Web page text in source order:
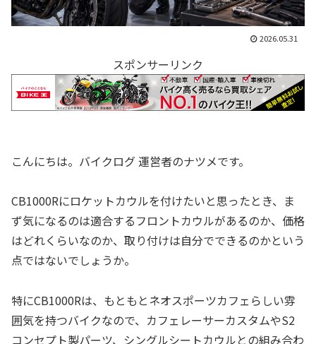
2026.05.31
スポンサーリンク
こんにちは。バイクログ 運営者のナツメです。
CB1000Rにロケットカウルを付けたいと思ったとき、ま
ず気になるのは適合するフロントカウルがあるのか、価格
はどれくらいなのか、取り付けは自分でできるのかという
点ではないでしょうか。
特にCB1000Rは、もともとネオスポーツカフェらしい雰
囲気を持つバイクなので、カフェレーサーカスタムやS2
コンセプト製パーツ、シングルシートカウルとの組み合わ